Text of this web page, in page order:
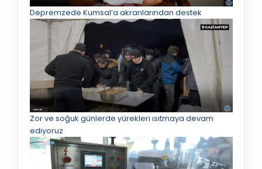
Depremzede Kumsal’a akranlarından destek
Zor ve soğuk günlerde yürekleri ısıtmaya devam
ediyoruz